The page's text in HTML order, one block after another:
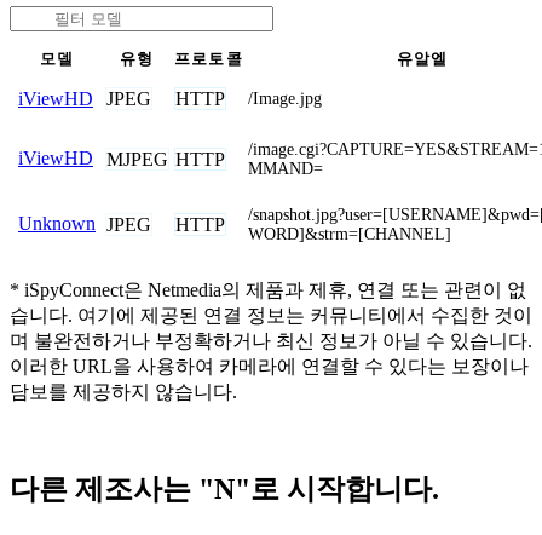
모델 유형 프로토콜 유알엘
iViewHD JPEG HTTP /Image.jpg
iViewHD MJPEG HTTP
/
MMAND=
Unknown JPEG HTTP
/
WORD]&strm=[CHANNEL]
* iSpyConnect은 Netmedia의 제품과 제휴, 연결 또는 관련이 없
습니다. 여기에 제공된 연결 정보는 커뮤니티에서 수집한 것이
며 불완전하거나 부정확하거나 최신 정보가 아닐 수 있습니다.
이러한 URL을 사용하여 카메라에 연결할 수 있다는 보장이나
담보를 제공하지 않습니다.
다른 제조사는 "N"로 시작합니다.